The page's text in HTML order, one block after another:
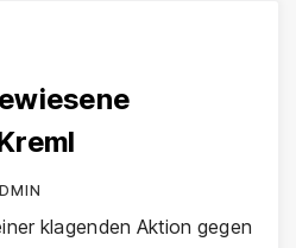
klagenden Aktion gegen